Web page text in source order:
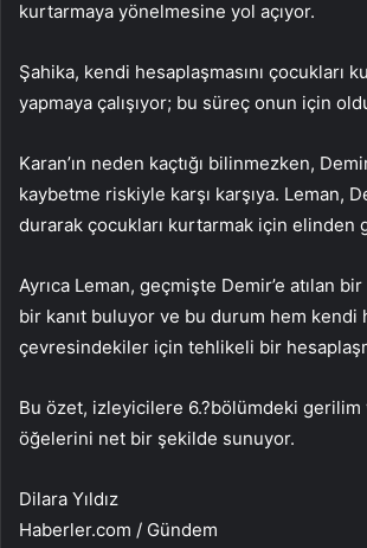
kurtarmaya yönelmesine yol açıyor.
Şahika, kendi hesaplaşmasını çocukları
yapmaya çalışıyor; bu süreç onun için
Karan’ın neden kaçtığı bilinmezken,
kaybetme riskiyle karşı karşıya. Leman,
durarak çocukları kurtarmak için elinden
Ayrıca Leman, geçmişte Demir’e atılan
bir kanıt buluyor ve bu durum hem kendi
çevresindekiler için tehlikeli bir
Bu özet, izleyicilere 6.?bölümdeki gerilim
öğelerini net bir şekilde sunuyor.
Dilara Yıldız
Haberler.com / Gündem